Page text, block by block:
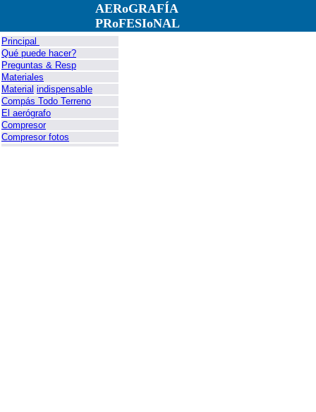
AERoGRAFÍA
PRoFESIoNAL
Principal
Qué puede hacer?
Preguntas & Resp
Materiales
Material indispensable
Compás Todo Terreno
El aerógrafo
Compresor
Compresor fotos